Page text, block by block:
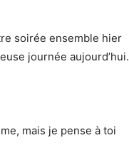
soirée ensemble hier
journée aujourd’hui.
mais je pense à toi